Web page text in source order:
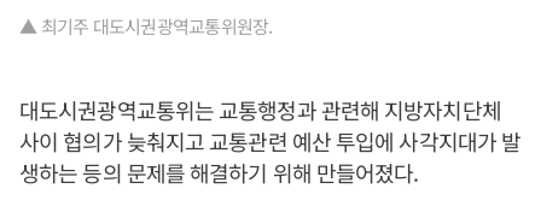
▲ 최기주 대도시권광역교통위원장.
대도시권광역교통위는 교통행정과 관련해 지방자치단체
사이 협의가 늦춰지고 교통관련 예산 투입에 사각지대가 발
생하는 등의 문제를 해결하기 위해 만들어졌다.